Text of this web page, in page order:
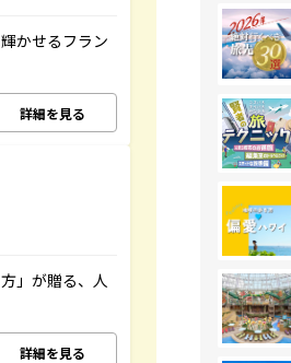
かせるフラン
詳細を見る
」が贈る、人
詳細を見る